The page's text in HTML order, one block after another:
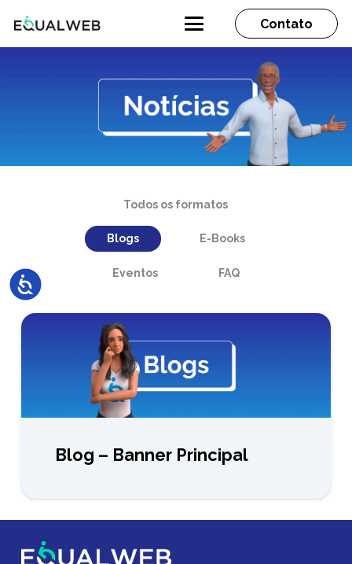
Contato
Todos os formatos
Blogs E-Books
Eventos FAQ
Blog – Banner Principal